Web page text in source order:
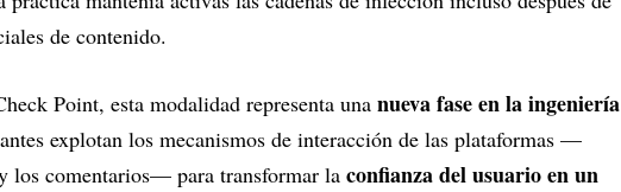
de contenido.
Point, esta modalidad representa una nueva fase en la ingeniería
explotan los mecanismos de interacción de las plataformas —
los comentarios— para transformar la confianza del usuario en un